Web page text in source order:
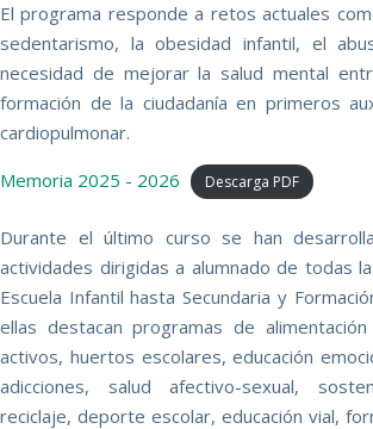
El programa responde a retos actuales
sedentarismo, la obesidad infantil, el
necesidad de mejorar la salud mental
formación de la ciudadanía en primeros
cardiopulmonar.
Memoria 2025 - 2026
Descarga PDF
Durante el último curso se han
actividades dirigidas a alumnado de todas
Escuela Infantil hasta Secundaria y
ellas destacan programas de
activos, huertos escolares, educación
adicciones, salud afectivo-sexual,
reciclaje, deporte escolar, educación vial,